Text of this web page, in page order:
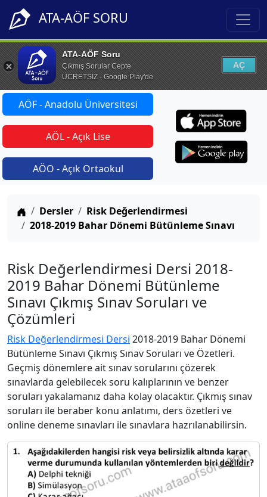
ATA-AÖF SORU
ATA-AÖF Soru
Çıkmış Sorular Cepte
ÜCRETSİZ - Google Play'de
AÇ
AÖF - Anadolu Üniversitesi
AÖL - Açık Lise
AÖO - Açık Ortaokul
Anasayfa
Dersler
Risk Değerlendirmesi
2018-2019 Bahar Dönemi Bütünleme Sınavı
Risk Değerlendirmesi Dersi 2018-
2019 Bahar Dönemi Bütünleme
Sınavı Çıkmış Sınav Soruları ve
Çözümleri
Risk Değerlendirmesi Dersi 2018-2019 Bahar Dönemi
Bütünleme Sınavı Çıkmış Sınav Soruları ve Özetleri.
Geçmiş dönemlere ait sınav sorularını çözerek
sınavlarda gelebilecek soru kalıplarının ve benzer
soruları yakalamanız daha kolay olacaktır. Çıkmış sınav
soruları ile beraber konu anlatımı, ders özetleri ve
online deneme sınavları ile sınavlara hazrılanabilirsin.